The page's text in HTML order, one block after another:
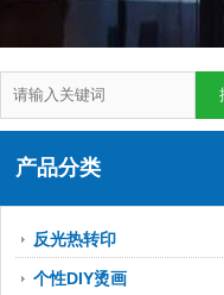
产品分类
反光热转印
个性DIY烫画